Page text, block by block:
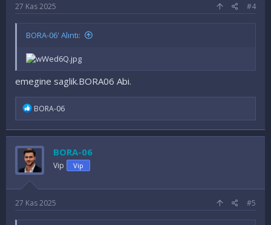
27 Kas 2025 #4
BORA-06' Alıntı:
emegine saglik.BORA06 Abi.
İ
d
e
l
e
r
:
BORA-06
BORA-06
Vip Vip
27 Kas 2025 #5